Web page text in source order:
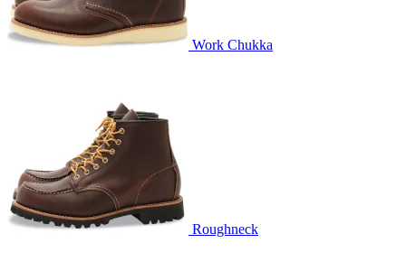
Work Chukka
Roughneck